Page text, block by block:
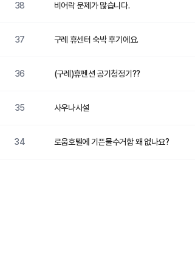
38 비어락 문제가 많습니다.
37 구례 휴센터 숙박 후기에요.
36 (구례)휴펜션 공기청정기??
35 사우나시설
34 로움호텔에 기픈물수거함 왜 없나요?